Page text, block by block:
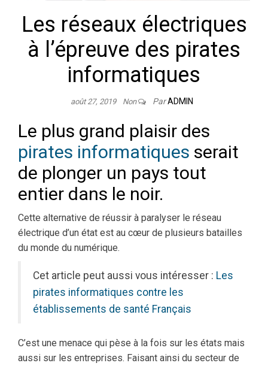
Les réseaux électriques
à l’épreuve des pirates
informatiques
août 27, 2019 Non ParADMIN
Le plus grand plaisir des
pirates informatiques serait
de plonger un pays tout
entier dans le noir.
Cette alternative de réussir à paralyser le réseau
électrique d’un état est au cœur de plusieurs batailles
du monde du numérique.
Cet article peut aussi vous intéresser : Les
pirates informatiques contre les
établissements de santé Français
C’est une menace qui pèse à la fois sur les états mais
aussi sur les entreprises. Faisant ainsi du secteur de